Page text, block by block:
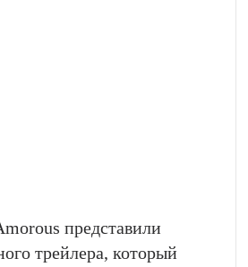
представили
трейлера, который